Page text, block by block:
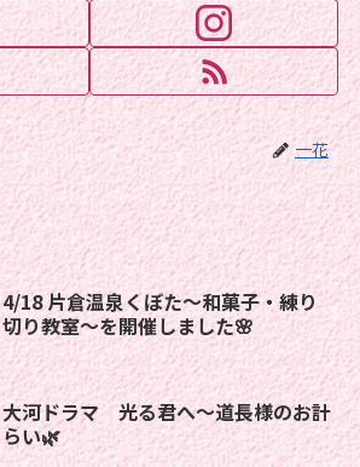
一花
4/18 片倉温泉くぼた〜和菓子・練り
切り教室〜を開催しました🌸
大河ドラマ 光る君へ〜道長様のお計
らい🌿